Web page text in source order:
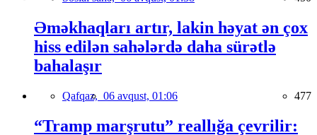
Əməkhaqları artır, lakin həyat ən çox
hiss edilən sahələrdə daha sürətlə
bahalaşır
Qafqaz, 06 avqust, 01:06 477
“Tramp marşrutu” reallığa çevrilir: